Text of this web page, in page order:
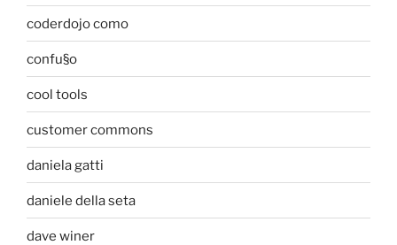
coderdojo como
confu§o
cool tools
customer commons
daniela gatti
daniele della seta
dave winer